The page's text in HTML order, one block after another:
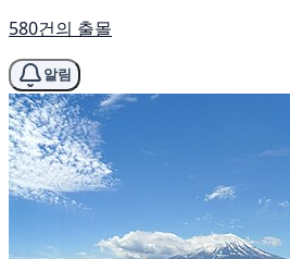
580건의 출몰
알림